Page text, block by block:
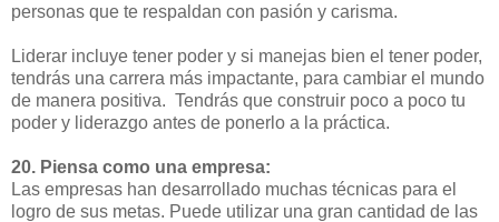
personas que te respaldan con pasión y carisma.
Liderar incluye tener poder y si manejas bien el tener poder,
tendrás una carrera más impactante, para cambiar el mundo
de manera positiva. Tendrás que construir poco a poco tu
poder y liderazgo antes de ponerlo a la práctica.
20. Piensa como una empresa:
Las empresas han desarrollado muchas técnicas para el
logro de sus metas. Puede utilizar una gran cantidad de las